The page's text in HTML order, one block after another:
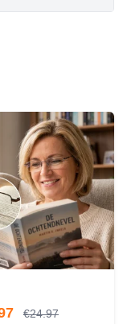
€24.97